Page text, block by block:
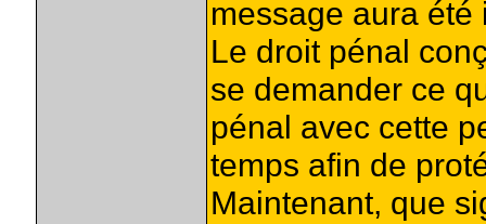
message aura été
Le droit pénal
se demander ce
pénal avec cette
temps afin de
Maintenant, que